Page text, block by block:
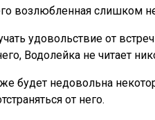
возлюбленная слишком
удовольствие от
Водолейка не читает
будет недовольна
от него.